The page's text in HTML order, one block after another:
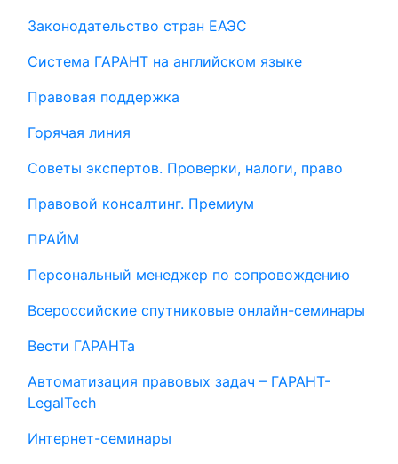
Законодательство стран ЕАЭС
Система ГАРАНТ на английском языке
Правовая поддержка
Горячая линия
Советы экспертов. Проверки, налоги, право
Правовой консалтинг. Премиум
ПРАЙМ
Персональный менеджер по сопровождению
Всероссийские спутниковые онлайн-семинары
Вести ГАРАНТа
Автоматизация правовых задач – ГАРАНТ-
LegalTech
Интернет-семинары